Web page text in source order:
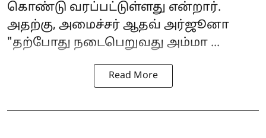
கொண்டு வரப்பட்டுள்ளது என்றார்.
அதற்கு, அமைச்சர் ஆதவ் அர்ஜூனா
"தற்போது நடைபெறுவது அம்மா ...
Read More